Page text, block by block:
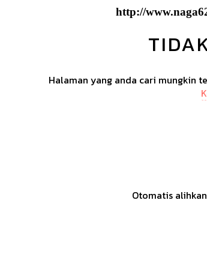
http://
Halaman yang anda cari mungkin
Otomatis